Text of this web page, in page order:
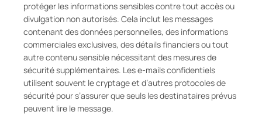
protéger les informations sensibles contre tout accès ou
divulgation non autorisés. Cela inclut les messages
contenant des données personnelles, des informations
commerciales exclusives, des détails financiers ou tout
autre contenu sensible nécessitant des mesures de
sécurité supplémentaires. Les e-mails confidentiels
utilisent souvent le cryptage et d’autres protocoles de
sécurité pour s’assurer que seuls les destinataires prévus
peuvent lire le message.